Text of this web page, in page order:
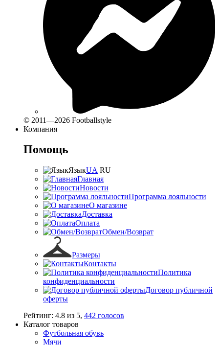
© 2011—2026 Footballstyle
Компания
Помощь
ЯзыкUA RU
Главная
Новости
Программа лояльности
О магазине
Доставка
Оплата
Обмен/Возврат
Размеры
Контакты
Политика
конфиденциальности
Договор публичной
оферты
Рейтинг: 4.8 из 5, 442 голосов
Каталог товаров
Футбольная обувь
Мячи